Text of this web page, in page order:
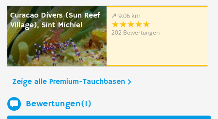
Curacao Divers (Sun Reef
Village), Sint Michiel
9.06 km
202 Bewertungen
Zeige alle Premium-Tauchbasen
Bewertungen(1)